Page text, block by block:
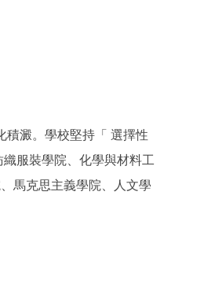
積澱。學校堅持「 選擇性
服裝學院、化學與材料工
馬克思主義學院、人文學